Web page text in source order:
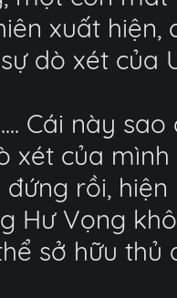
xuất hiện,
dò xét của
Cái này
xét của
đứng rồi, hiện
Hư Vọng
sở hữu thủ